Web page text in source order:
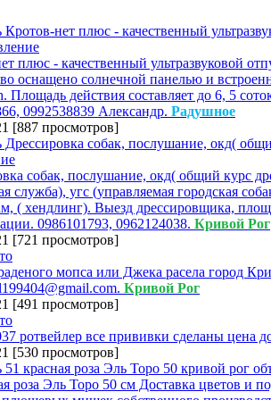
плюс - качественный ультразвуковой
оснащено солнечной панелью и
Площадь действия составляет до 6, 5
0992538839 Александр. Радушное
[887 просмотров]
собак, послушание, окд( общий курс
служба), угс (управляемая городская
( хендлинг). Выезд дрессировщика,
0986101793, 0962124038. Кривой Рог
[721 просмотров]
мопса или Джека расела город
Кривой Рог
[491 просмотров]
ротвейлер все прививки сделаны цена
[530 просмотров]
роза Эль Торо 50 см Доставка цветов и